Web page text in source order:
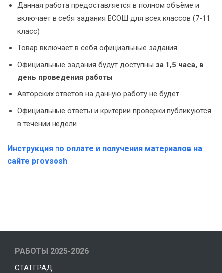
Данная работа предоставляется в полном объёме и
включает в себя задания ВСОШ для всех классов (7-11
класс)
Товар включает в себя официальные задания
Официальные задания будут доступны за 1,5 часа, в
день проведения работы
Авторских ответов на данную работу не будет
Официальные ответы и критерии проверки публикуются
в течении недели
Инструкция по оплате и получения материалов на
сайте provsosh
РАБОТЫ 2025-2026
СТАТГРАД